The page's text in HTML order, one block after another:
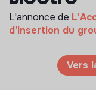
L'annonce de
d'insertion du
Vers